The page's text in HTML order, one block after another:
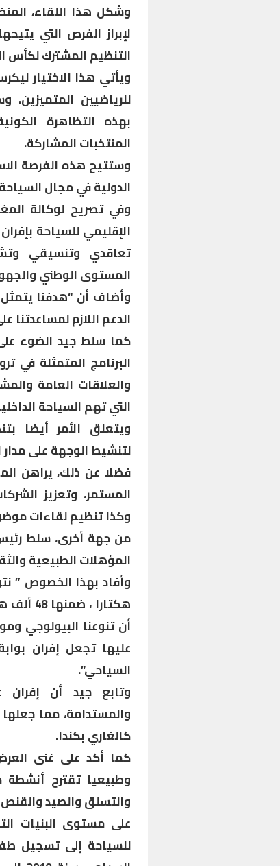
وشكل هذا اللقاء،
لإبراز الفرص التي
التنظيم المشترك لكأس العالم
ويأتي هذا الاختيار
للرياضيين المتميزين.
بهذه التظاهرة
المنتخبات المشاركة.
وستتيح هذه الفرصة
الدولية في مجال
وفي تصريح لوكالة
الإقليمي للسياحة
تعاقدي وتنسيقي
المستوى الوطني
وأضاف أن “هدفنا
الدعم اللازم لمساعدتنا
كما سلط جيد الضوء
البرنامج المتمثلة في
والعلاقات العامة
التي تهم السياحة
ويتعلق الأمر أيضا
لتنشيط الوجهة على مدار
فضلا عن ذلك، يراهن
المستمر، وتعزيز
وكذا تنظيم لقاءات
من جهة أخرى، سلط
المؤهلات الطبيعية
هكتارا
أن تنوعنا البيولوجي
عليها تجعل إفران
السياحي”.
وتابع جيد أن إفران
والمستدامة، مما
كالغاري بكندا.
وطبيعيا تقترح أنشطة
والتسلق والصيد
على مستوى البنيات